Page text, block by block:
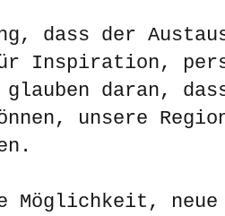
dass der
Inspiration,
daran,
unsere
Möglichkeit, neue